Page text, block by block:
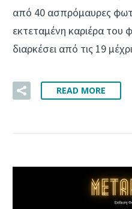
από 40 ασπρόμαυρες
εκτεταμένη καριέρα του
διαρκέσει από τις 19
READ MORE